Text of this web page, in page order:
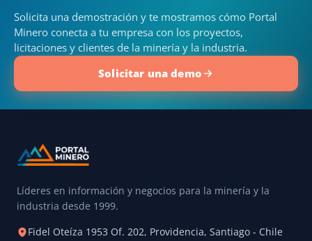
Solicita una demostración y te mostramos cómo Portal
Minero conecta a tu empresa con los proyectos,
licitaciones y clientes de la minería y la industria.
Solicitar una demo
Líderes en información y negocios para la minería y la
industria desde 1999.
Fidel Oteíza 1953 Of. 202, Providencia, Santiago - Chile